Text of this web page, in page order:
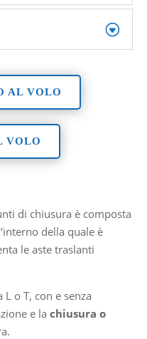
AL VOLO
VOLO
di chiusura è composta
della quale è
le aste traslanti
L o T, con e senza
e la chiusura o